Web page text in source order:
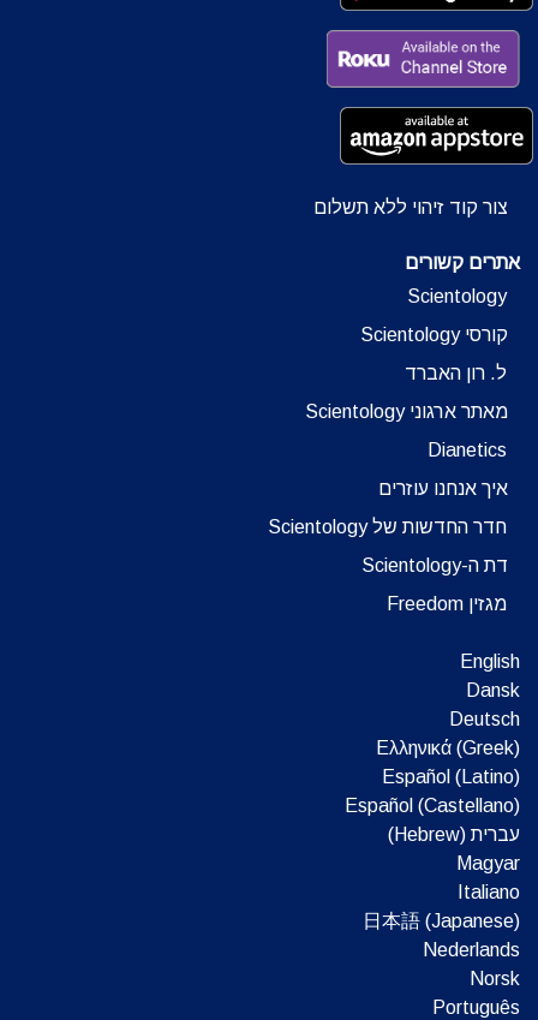
צור קוד זיהוי ללא תשלום
אתרים קשורים
Scientology
קורסי Scientology
ל. רון האברד
מאתר ארגוני Scientology
Dianetics
איך אנחנו עוזרים
חדר החדשות של Scientology
דת ה-Scientology
מגזין Freedom
English
Dansk
Deutsch
Ελληνικά (Greek)
Español (Latino)
Español (Castellano)
עברית (Hebrew)‏
Magyar
Italiano
日本語 (Japanese)
Nederlands
Norsk
Português